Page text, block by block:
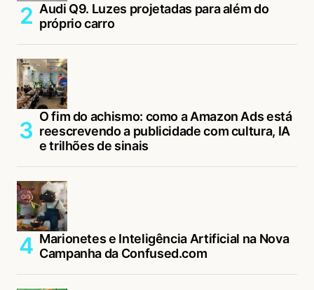
Audi Q9. Luzes projetadas para além do
próprio carro
O fim do achismo: como a Amazon Ads está
reescrevendo a publicidade com cultura, IA
e trilhões de sinais
Marionetes e Inteligência Artificial na Nova
Campanha da Confused.com